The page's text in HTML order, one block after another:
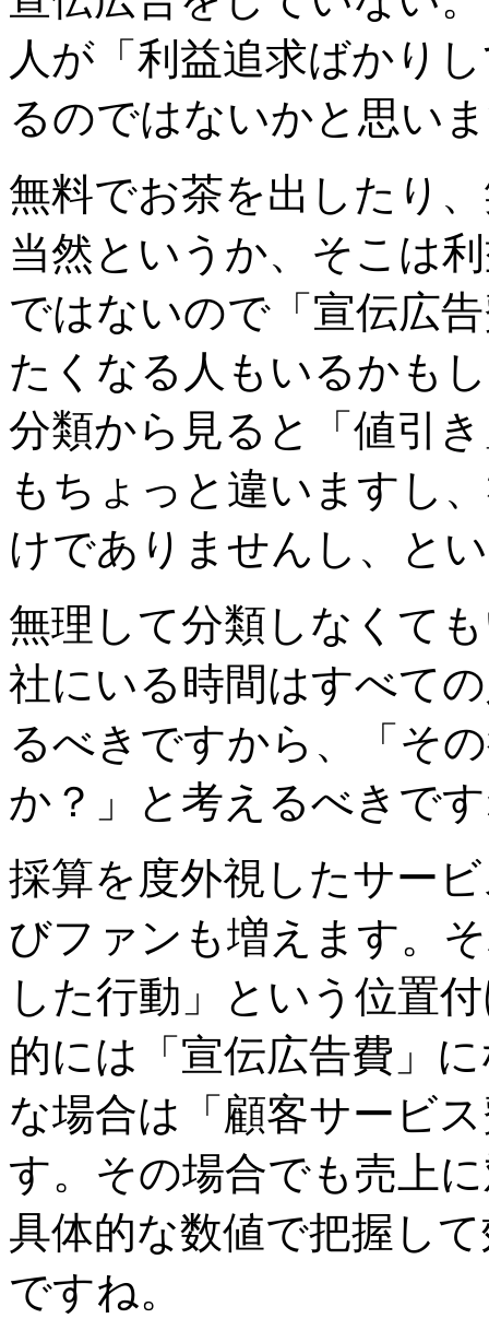
人が「利益追求ばかり
るのではないかと思い
無料でお茶を出したり
当然というか、そこは
ではないので「宣伝広
たくなる人もいるかも
分類から見ると「値引
もちょっと違いますし
けでありませんし、と
無理して分類しなくて
社にいる時間はすべて
るべきですから、「そ
か？」と考えるべきで
採算を度外視したサー
びファンも増えます。
した行動」という位置
的には「宣伝広告費」
な場合は「顧客サービ
す。その場合でも売上
具体的な数値で把握し
ですね。